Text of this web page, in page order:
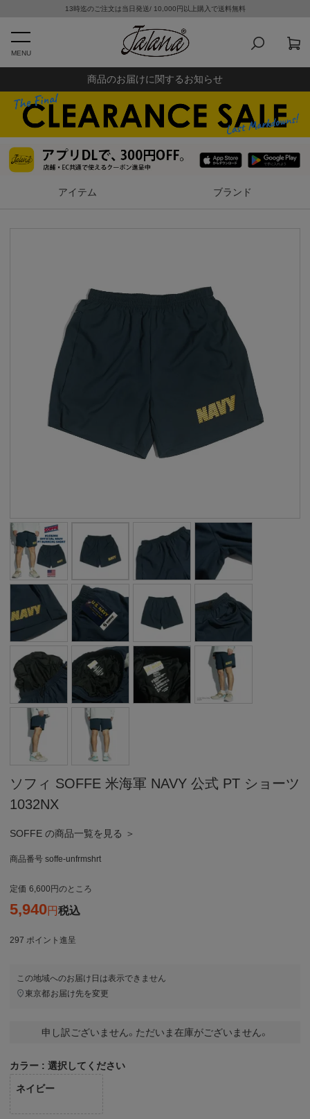
13時迄のご注文は当日発送/ 10,000円以上購入で送料無料
MENU
商品のお届けに関するお知らせ
アイテム ブランド
ソフィ SOFFE 米海軍 NAVY 公式 PT ショーツ
1032NX
SOFFE の商品一覧を見る ＞
商品番号 soffe-unfrmshrt
定価 6,600 のところ
5,940 税込
297 ポイント進呈
この地域へのお届け日は表示できません
東京都お届け先を変更
申し訳ございません。ただいま在庫がございません。
カラー 選択してください
ネイビー